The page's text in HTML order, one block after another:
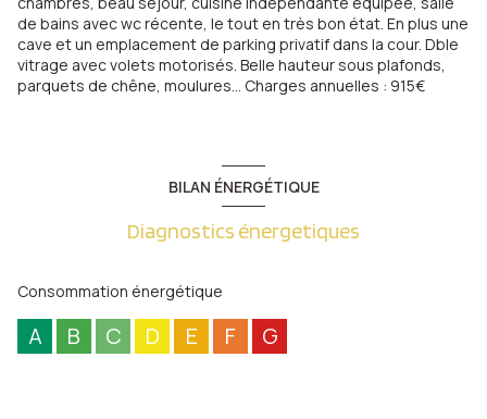
de bains avec wc récente, le tout en très bon état. En plus une
cave et un emplacement de parking privatif dans la cour. Dble
vitrage avec volets motorisés. Belle hauteur sous plafonds,
parquets de chêne, moulures... Charges annuelles : 915€
BILAN ÉNERGÉTIQUE
Diagnostics énergetiques
Consommation énergétique
A B C D E F G